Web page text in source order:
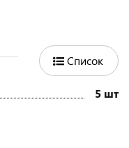
Список
5 шт